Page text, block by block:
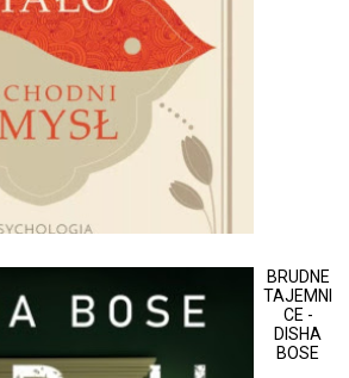
BRUDNE
TAJEMNI
CE -
DISHA
BOSE